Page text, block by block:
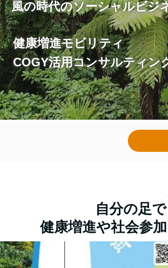
風の時代のソーシャルビジ
健康増進モビリティ
COGY活用コンサルティン
自分の足
健康増進や社会参